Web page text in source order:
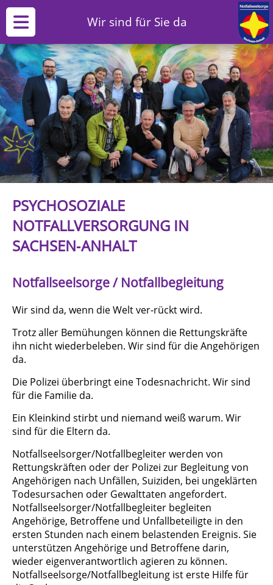
Wir sind für Sie da
PSYCHOSOZIALE
NOTFALLVERSORGUNG IN
SACHSEN‑ANHALT
Notfallseelsorge / Notfallbegleitung
Wir sind da, wenn die Welt ver-rückt wird.
Trotz aller Bemühungen können die Rettungskräfte
ihn nicht wiederbeleben. Wir sind für die Angehörigen
da.
Die Polizei überbringt eine Todesnachricht. Wir sind
für die Familie da.
Ein Kleinkind stirbt und niemand weiß warum. Wir
sind für die Eltern da.
Notfallseelsorger/Notfallbegleiter werden von
Rettungskräften oder der Polizei zur Begleitung von
Angehörigen nach Unfällen, Suiziden, bei ungeklärten
Todesursachen oder Gewalttaten angefordert.
Notfallseelsorger/Notfallbegleiter begleiten
Angehörige, Betroffene und Unfallbeteiligte in den
ersten Stunden nach einem belastenden Ereignis. Sie
unterstützen Angehörige und Betroffene darin,
wieder eigenverantwortlich agieren zu können.
Notfallseelsorge/Notfallbegleitung ist erste Hilfe für